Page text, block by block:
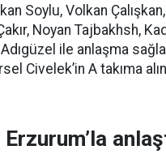
Soylu, Volkan
Noyan Tajbakhsh,
ile anlaşma
Civelek’in A takıma
Erzurum’la